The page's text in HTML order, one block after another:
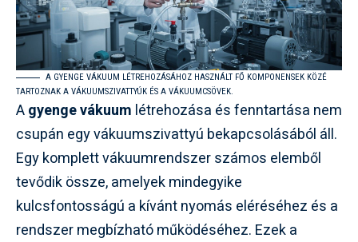
A GYENGE VÁKUUM LÉTREHOZÁSÁHOZ HASZNÁLT FŐ KOMPONENSEK KÖZÉ
TARTOZNAK A VÁKUUMSZIVATTYÚK ÉS A VÁKUUMCSÖVEK.
Agyenge vákuum létrehozása és fenntartása nem
csupán egy vákuumszivattyú bekapcsolásából áll.
Egy komplett vákuumrendszer számos elemből
tevődik össze, amelyek mindegyike
kulcsfontosságú a kívánt nyomás eléréséhez és a
rendszer megbízható működéséhez. Ezek a